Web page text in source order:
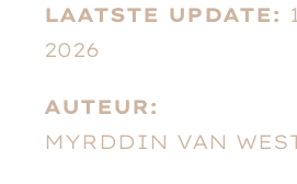
LAATSTE UPDATE:
2026
AUTEUR:
MYRDDIN VAN